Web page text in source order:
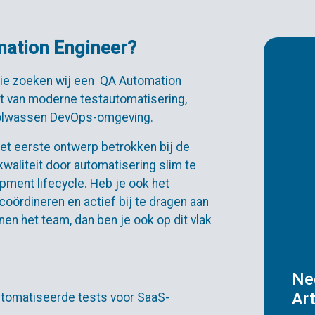
Engineer?
zoeken wij een QA Automation
van moderne testautomatisering,
DevOps-omgeving.
eerste ontwerp betrokken bij de
door automatisering slim te
lifecycle. Heb je ook het
en actief bij te dragen aan
het team, dan ben je ook op dit vlak
tests voor SaaS-